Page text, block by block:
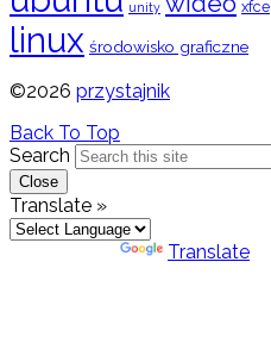
unity xfce
linux środowisko graficzne
©2026 przystajnik
Back To Top
Search
Close
Translate »
Translate